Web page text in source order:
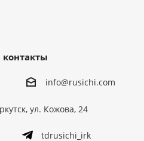
info@rusichi.com
ул. Кожова, 24
tdrusichi_irk